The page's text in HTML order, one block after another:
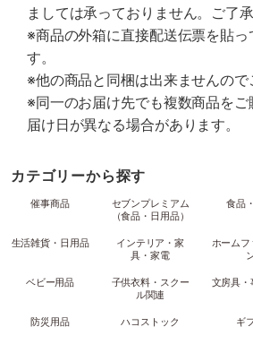
ましては承っておりません。ご了承
※商品の外箱に直接配送伝票を貼っ
す。
※他の商品と同梱は出来ませんので
※同一のお届け先でも複数商品を
届け日が異なる場合があります。
カテゴリーから探す
催事商品
セブンプレミアム
（食品・日用品）
食品
生活雑貨・日用品
インテリア・家
具・家電
ホームフ
ベビー用品
子供衣料・スクー
ル関連
文房具
防災用品 ハコストック ギ